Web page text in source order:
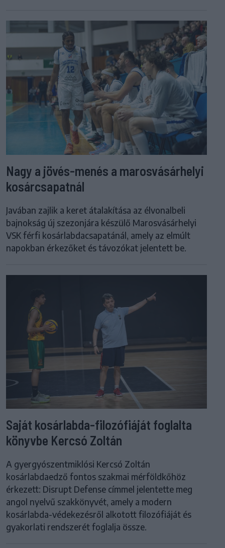
Nagy a jövés-menés a marosvásárhelyi
kosárcsapatnál
Javában zajlik a keret átalakítása az élvonalbeli
bajnokság új szezonjára készülő Marosvásárhelyi
VSK férfi kosárlabdacsapatánál, amely az elmúlt
napokban érkezőket és távozókat jelentett be.
Saját kosárlabda-filozófiáját foglalta
könyvbe Kercsó Zoltán
A gyergyószentmiklósi Kercsó Zoltán
kosárlabdaedző fontos szakmai mérföldkőhöz
érkezett: Disrupt Defense címmel jelentette meg
angol nyelvű szakkönyvét, amely a modern
kosárlabda-védekezésről alkotott filozófiáját és
gyakorlati rendszerét foglalja össze.